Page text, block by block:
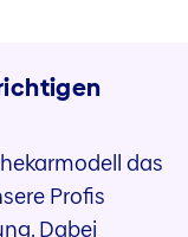
das
Profis
Dabei